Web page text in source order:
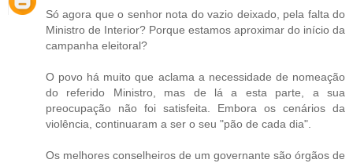
Só agora que o senhor nota do vazio deixado, pela falta do
Ministro de Interior? Porque estamos aproximar do início da
campanha eleitoral?
O povo há muito que aclama a necessidade de nomeação
do referido Ministro, mas de lá a esta parte, a sua
preocupação não foi satisfeita. Embora os cenários da
violência, continuaram a ser o seu "pão de cada dia".
Os melhores conselheiros de um governante são órgãos de